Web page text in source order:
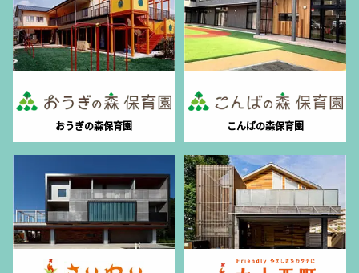
おうぎの森保育園 こんばの森保育園